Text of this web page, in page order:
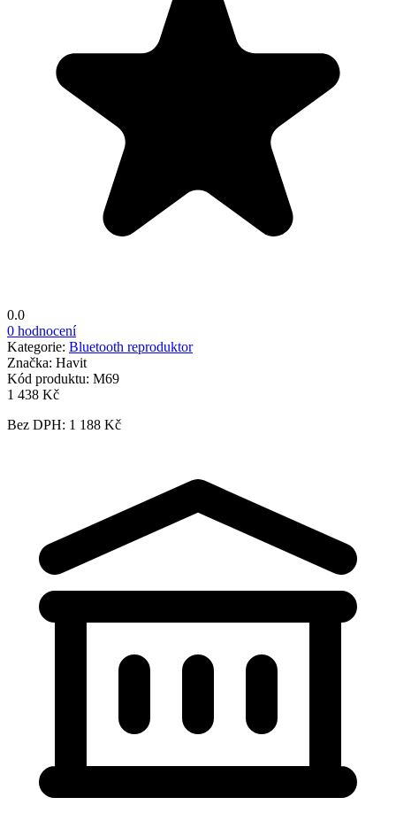
0.0
0 hodnocení
Kategorie: Bluetooth reproduktor
Značka: Havit
Kód produktu: M69
1 438 Kč
Bez DPH: 1 188 Kč